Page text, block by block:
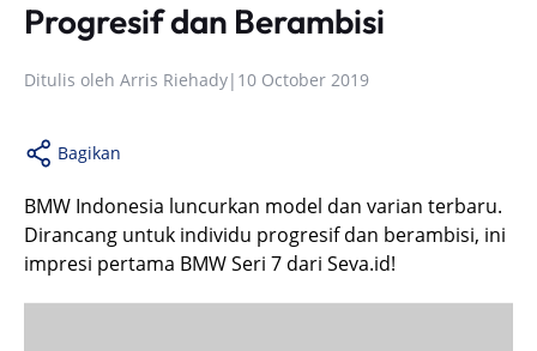
Progresif dan Berambisi
Ditulis oleh Arris Riehady| 10 October 2019
Bagikan
BMW Indonesia luncurkan model dan varian terbaru.
Dirancang untuk individu progresif dan berambisi, ini
impresi pertama BMW Seri 7 dari Seva.id!